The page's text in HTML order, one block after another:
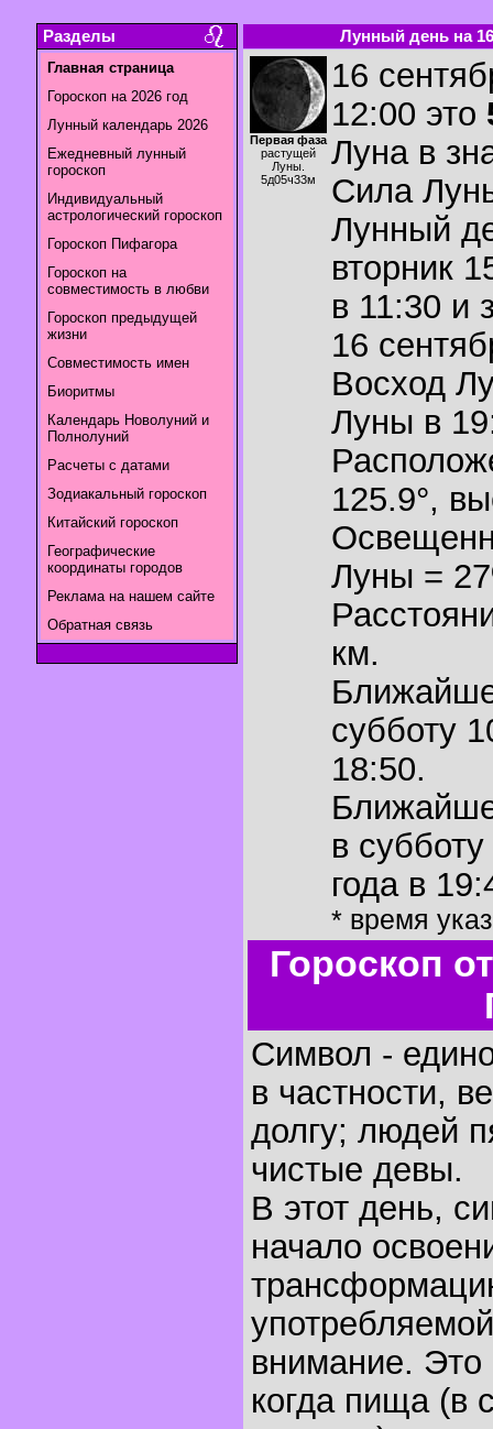
Разделы
Главная страница
Гороскоп на 2026 год
Лунный календарь 2026
Ежедневный лунный
гороскоп
Индивидуальный
астрологический гороскоп
Гороскоп Пифагора
Гороскоп на
совместимость в любви
Гороскоп предыдущей
жизни
Совместимость имен
Биоритмы
Календарь Новолуний и
Полнолуний
Расчеты с датами
Зодиакальный гороскоп
Китайский гороскоп
Географические
координаты городов
Реклама на нашем сайте
Обратная связь
Лунный день на
Первая фаза
растущей
Луны.
5д05ч33м
16
12:00 это
Луна в
Сила
Лунный
вторник
в 11:30 и
16
Восход
Луны в
125.9°,
Луны =
км.
субботу
18:50.
в
года в
* время
Гороскоп
Символ -
в частности,
долгу; людей
чистые девы.
В этот день,
начало
внимание. Это
когда пища (в